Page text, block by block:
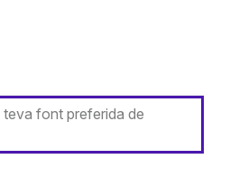
teva font preferida de